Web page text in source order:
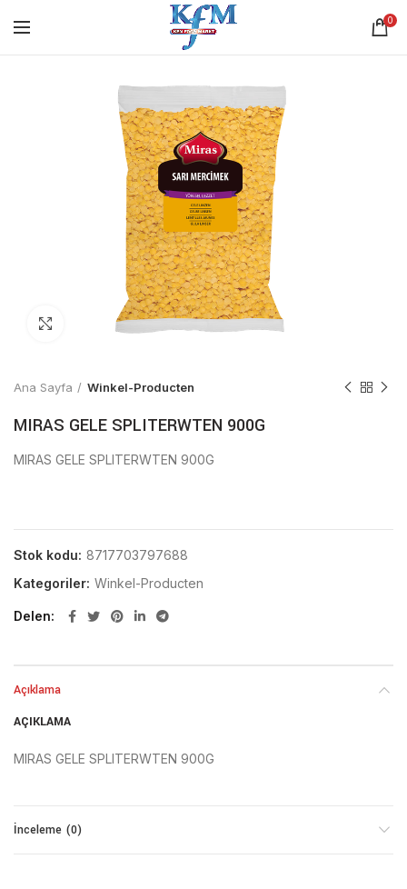
0
Click to enlarge
Ana Sayfa Winkel-Producten
MIRAS GELE SPLITERWTEN 900G
MIRAS GELE SPLITERWTEN 900G
Stok kodu: 8717703797688
Kategoriler: Winkel-Producten
Delen
Açıklama
AÇIKLAMA
MIRAS GELE SPLITERWTEN 900G
İnceleme (0)